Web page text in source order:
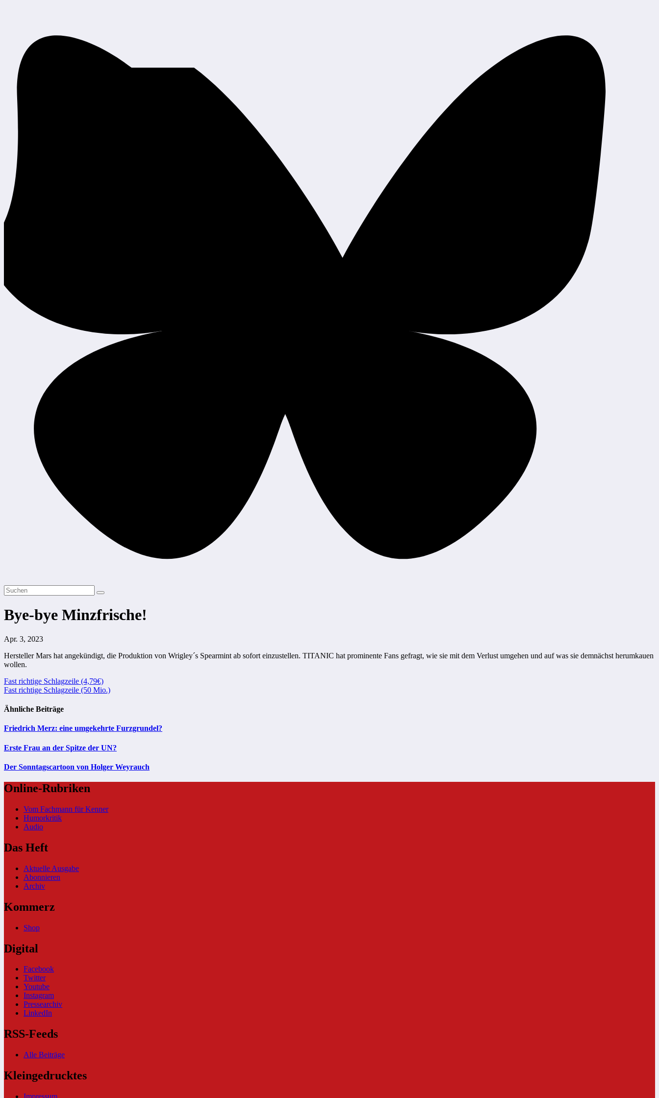
Bye-bye Minzfrische!
Apr. 3, 2023
Hersteller Mars hat angekündigt, die Produktion von Wrigley´s Spearmint ab sofort einzustellen. TITANIC hat prominente Fans gefragt, wie sie mit dem Verlust umgehen und auf was sie demnächst herumkauen
wollen.
Beitragsnavigation
Fast richtige Schlagzeile (4,79€)
Fast richtige Schlagzeile (50 Mio.)
Ähnliche Beiträge
Friedrich Merz: eine umgekehrte Furzgrundel?
Erste Frau an der Spitze der UN?
Der Sonntagscartoon von Holger Weyrauch
Online-Rubriken
Vom Fachmann für Kenner
Humorkritik
Audio
Das Heft
Aktuelle Ausgabe
Abonnieren
Archiv
Kommerz
Shop
Digital
Facebook
Twitter
Youtube
Instagram
Pressearchiv
LinkedIn
RSS-Feeds
Alle Beiträge
Kleingedrucktes
Impressum